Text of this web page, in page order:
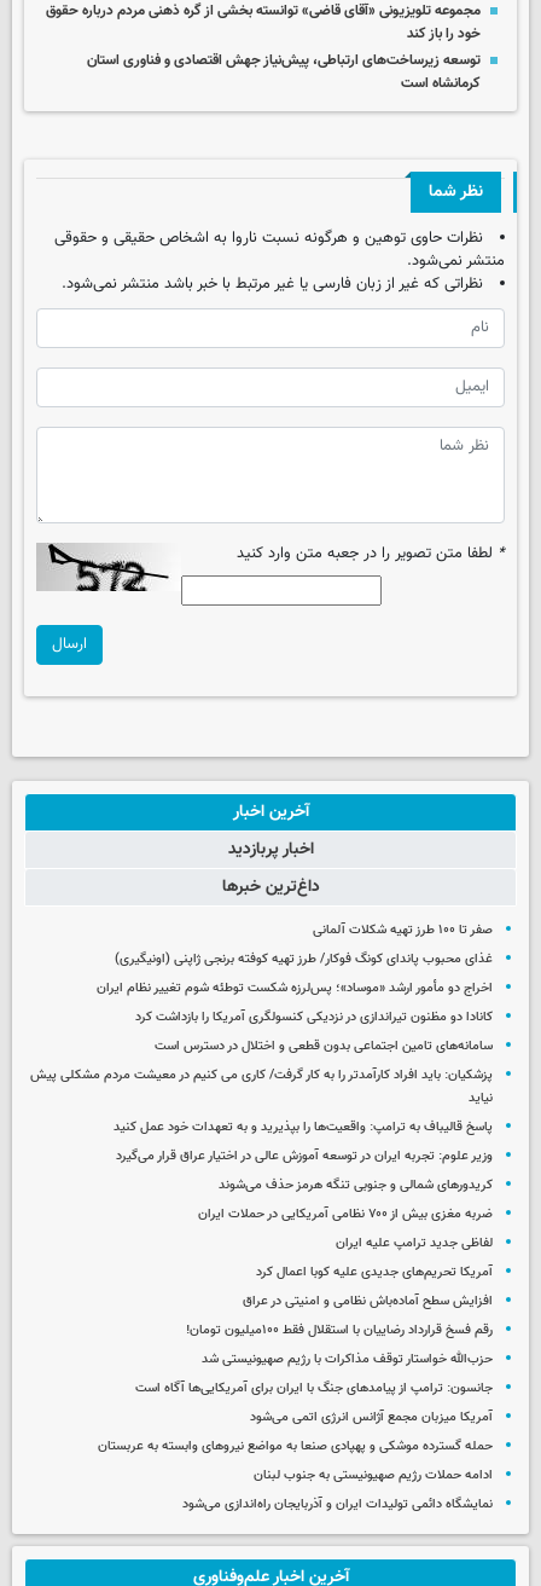
مجموعه تلویزیونی «آقای قاضی» توانسته بخشی از گره ذهنی مردم درباره حقوق
خود را باز کند
توسعه زیرساخت‌های ارتباطی، پیش‌نیاز جهش اقتصادی و فناوری استان
کرمانشاه است
نظر شما
نظرات حاوی توهین و هرگونه نسبت ناروا به اشخاص حقیقی و حقوقی
منتشر نمی‌شود.
نظراتی که غیر از زبان فارسی یا غیر مرتبط با خبر باشد منتشر نمی‌شود.
* لطفا متن تصویر را در جعبه متن وارد کنید
ارسال
آخرین اخبار
اخبار پربازدید
داغ‌ترین خبرها
صفر تا ۱۰۰ طرز تهیه شکلات آلمانی
غذای محبوب پاندای کونگ فوکار/ طرز تهیه کوفته برنجی ژاپنی (اونیگیری)
اخراج دو مأمور ارشد «موساد»؛ پس‌لرزه شکست توطئه شوم تغییر نظام ایران
کانادا دو مظنون تیراندازی در نزدیکی کنسولگری آمریکا را بازداشت کرد
سامانه‌های تامین اجتماعی بدون قطعی و اختلال در دسترس است
پزشکیان: باید افراد کارآمدتر را به کار گرفت/ کاری می کنیم در معیشت مردم مشکلی پیش
نیاید
پاسخ قالیباف به ترامپ: واقعیت‌ها را بپذیرید و به تعهدات خود عمل کنید
وزیر علوم: تجربه ایران در توسعه آموزش عالی در اختیار عراق قرار می‌گیرد
کریدورهای شمالی و جنوبی تنگه هرمز حذف می‌شوند
ضربه مغزی بیش از ۷۰۰ نظامی آمریکایی در حملات ایران
لفاظی جدید ترامپ علیه ایران
آمریکا تحریم‌های جدیدی علیه کوبا اعمال کرد
افزایش سطح آماده‌باش نظامی و امنیتی در عراق
رقم فسخ قرارداد رضاییان با استقلال فقط ۱۰۰میلیون تومان!
حزب‌الله خواستار توقف مذاکرات با رژیم صهیونیستی شد
جانسون: ترامپ از پیامدهای جنگ با ایران برای آمریکایی‌ها آگاه است
آمریکا میزبان مجمع آژانس انرژی اتمی می‌شود
حمله گسترده موشکی و پهپادی صنعا به مواضع نیروهای وابسته به عربستان
ادامه حملات رژیم صهیونیستی به جنوب لبنان
نمایشگاه دائمی تولیدات ایران و آذربایجان راه‌اندازی می‌شود
آخرین اخبار علم‌وفناوری